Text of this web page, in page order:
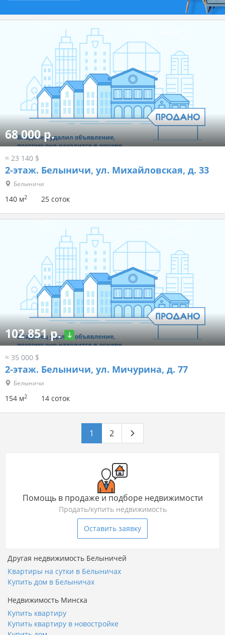
68 000 р.
≈ 23 140 $
2-этаж. Белыничи, ул. Михайловская, д. 33
Белыничи
140 м2 25 соток
102 851 р.
≈ 35 000 $
2-этаж. Белыничи, ул. Мичурина, д. 77
Белыничи
154 м2 14 соток
1 2
Помощь в продаже и подборе недвижимости
Продать/купить недвижимость
Оставить заявку
Другая недвижимость Белыничей
Квартиры на сутки в Белыничах
Купить дом в Белыничах
Недвижимость Минска
Купить квартиру
Купить квартиру в новостройке